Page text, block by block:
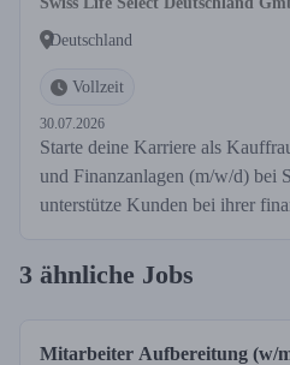
Deutschland
Vollzeit
30.07.2026
Starte deine Karriere als
und Finanzanlagen (m/w/d) bei
unterstütze Kunden bei ihrer
3 ähnliche Jobs
Mitarbeiter Aufbereitung (w/